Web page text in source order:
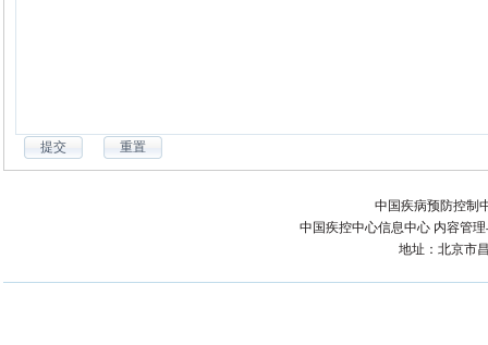
中国疾病预防控制
中国疾控中心信息中心 内容管
地址：北京市